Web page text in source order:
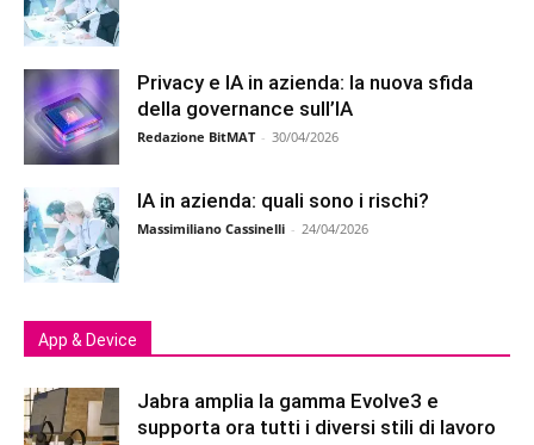
Privacy e IA in azienda: la nuova sfida
della governance sull’IA
Redazione BitMAT - 30/04/2026
IA in azienda: quali sono i rischi?
Massimiliano Cassinelli - 24/04/2026
App & Device
Jabra amplia la gamma Evolve3 e
supporta ora tutti i diversi stili di lavoro